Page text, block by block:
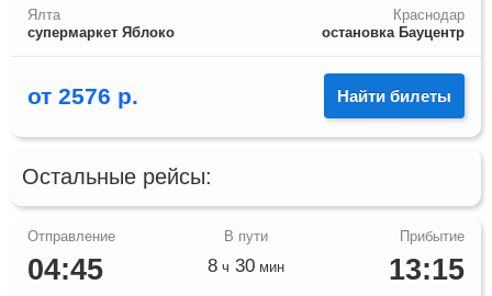
Ялта
супермаркет Яблоко
Краснодар
остановка Бауцентр
от 2576 р. Найти билеты
Остальные рейсы:
04:45 13:15
8 ч 30 мин